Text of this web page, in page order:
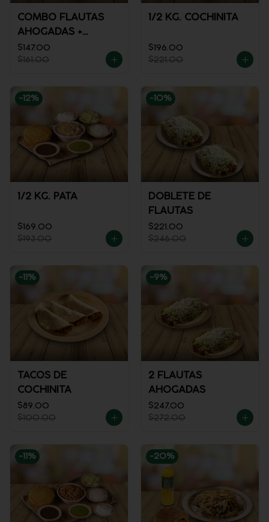
COMBO FLAUTAS
AHOGADAS +
REFRESCO
$147.00
$161.00
1/2 KG. COCHINITA
$196.00
$221.00
-12%
1/2 KG. PATA
$169.00
$193.00
-10%
DOBLETE DE
FLAUTAS
$221.00
$246.00
-11 %
TACOS DE
COCHINITA
$89.00
$100.00
-9%
2 FLAUTAS
AHOGADAS
$247.00
$272.00
-11 % -20%